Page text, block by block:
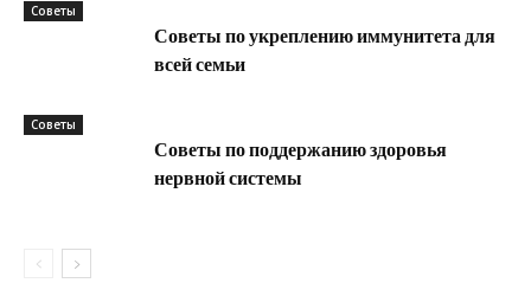
Советы
Советы по укреплению иммунитета для
всей семьи
Советы
Советы по поддержанию здоровья
нервной системы